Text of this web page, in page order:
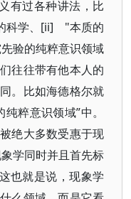
有过各种讲法，比
科学、[ii] "本质的
验的纯粹意识领域
往往带有他本人的
。比如海德格尔就
粹意识领域”中。
绝大多数受惠于现
学同时并且首先标
也就是说，现象学